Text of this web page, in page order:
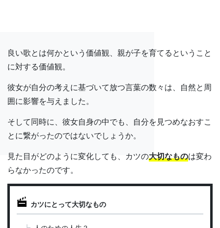
良い歌とは何かという価値観、親が子を育てるということ
に対する価値観。
彼女が自分の考えに基づいて放つ言葉の数々は、自然と周
囲に影響を与えました。
そして同時に、彼女自身の中でも、自分を見つめなおすこ
とに繋がったのではないでしょうか。
見た目がどのように変化しても、カツの大切なものは変わ
らなかったのです。
カツにとって大切なもの